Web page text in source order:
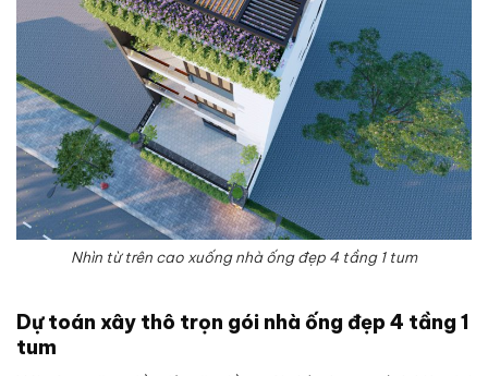
Nhìn từ trên cao xuống nhà ống đẹp 4 tầng 1 tum
Dự toán xây thô trọn gói nhà ống đẹp 4 tầng 1
tum